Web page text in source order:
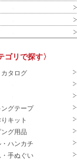
ゴリで探す〉
タログ
グテープ
キット
グ用品
ハンカチ
手ぬぐい